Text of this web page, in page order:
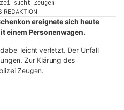
REDAKTION
ereignete sich heute
einem Personenwagen.
leicht verletzt. Der Unfall
Zur Klärung des
Zeugen.